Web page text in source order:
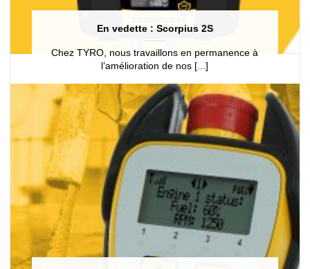
En vedette : Scorpius 2S
Chez TYRO, nous travaillons en permanence à
l’amélioration de nos [...]